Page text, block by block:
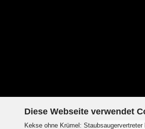
Diese Webseite verwendet
Kekse ohne Krümel: Vertrag